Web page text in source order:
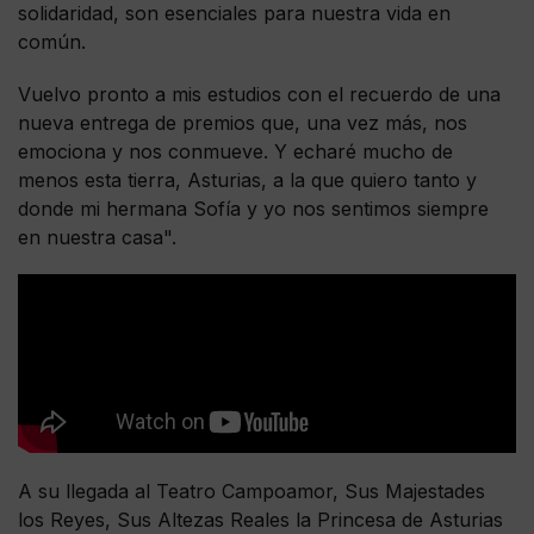
solidaridad, son esenciales para nuestra vida en
común.
Vuelvo pronto a mis estudios con el recuerdo de una
nueva entrega de premios que, una vez más, nos
emociona y nos conmueve. Y echaré mucho de
menos esta tierra, Asturias, a la que quiero tanto y
donde mi hermana Sofía y yo nos sentimos siempre
en nuestra casa".
A su llegada al Teatro Campoamor, Sus Majestades
los Reyes, Sus Altezas Reales la Princesa de Asturias